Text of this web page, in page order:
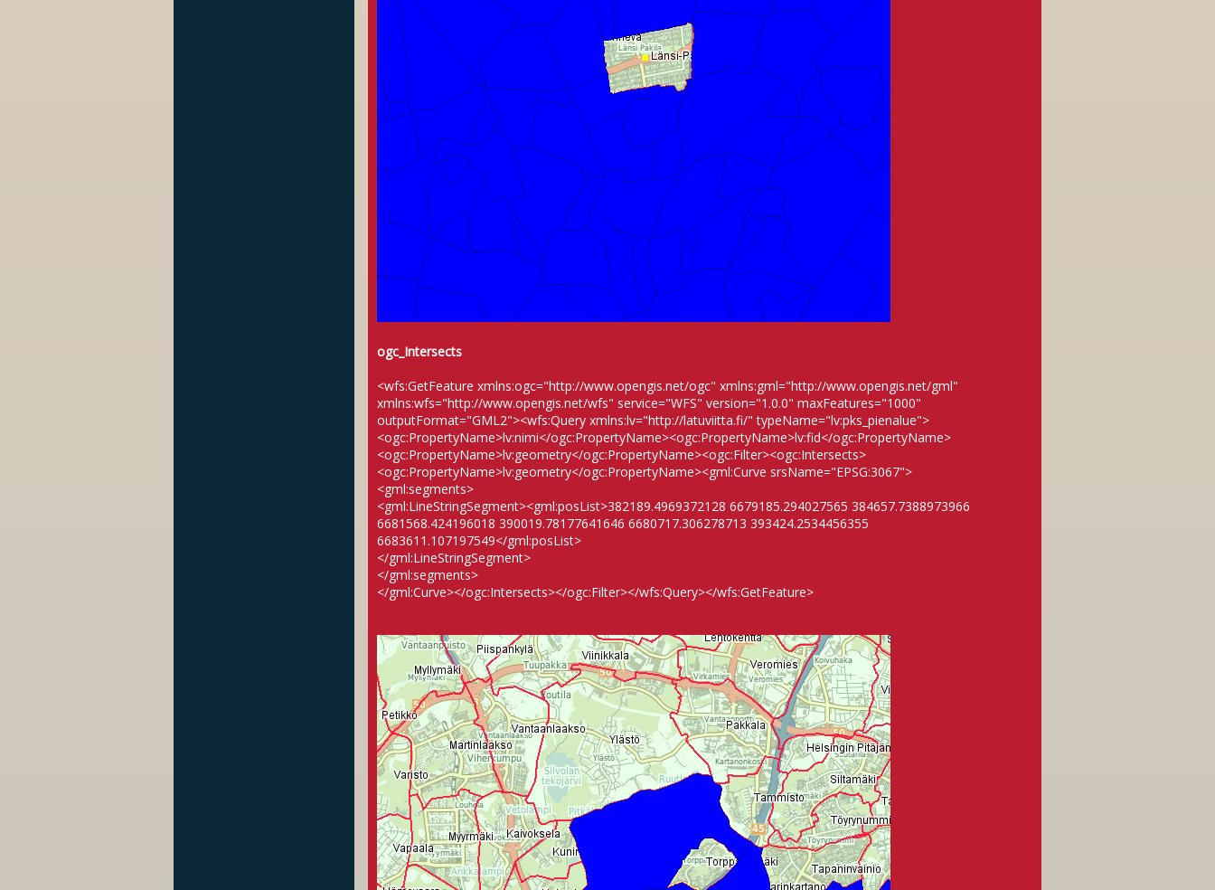
ogc_Intersects
<wfs:GetFeature xmlns:ogc="http://www.opengis.net/ogc" xmlns:gml="http://www.opengis.net/gml"
xmlns:wfs="http://www.opengis.net/wfs" service="WFS" version="1.0.0" maxFeatures="1000"
outputFormat="GML2"><wfs:Query xmlns:lv="http://latuviitta.fi/" typeName="lv:pks_pienalue">
<ogc:PropertyName>lv:nimi</ogc:PropertyName><ogc:PropertyName>lv:fid</ogc:PropertyName>
<ogc:PropertyName>lv:geometry</ogc:PropertyName><ogc:Filter><ogc:Intersects>
<ogc:PropertyName>lv:geometry</ogc:PropertyName><gml:Curve srsName="EPSG:3067">
<gml:segments>
<gml:LineStringSegment><gml:posList>382189.4969372128 6679185.294027565 384657.7388973966
6681568.424196018 390019.78177641646 6680717.306278713 393424.2534456355
6683611.107197549</gml:posList>
</gml:LineStringSegment>
</gml:segments>
</gml:Curve></ogc:Intersects></ogc:Filter></wfs:Query></wfs:GetFeature>